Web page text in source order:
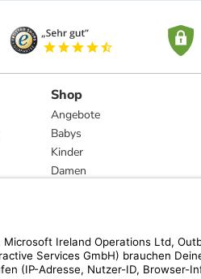
Shop
Angebote
Babys
Kinder
Damen
Marken